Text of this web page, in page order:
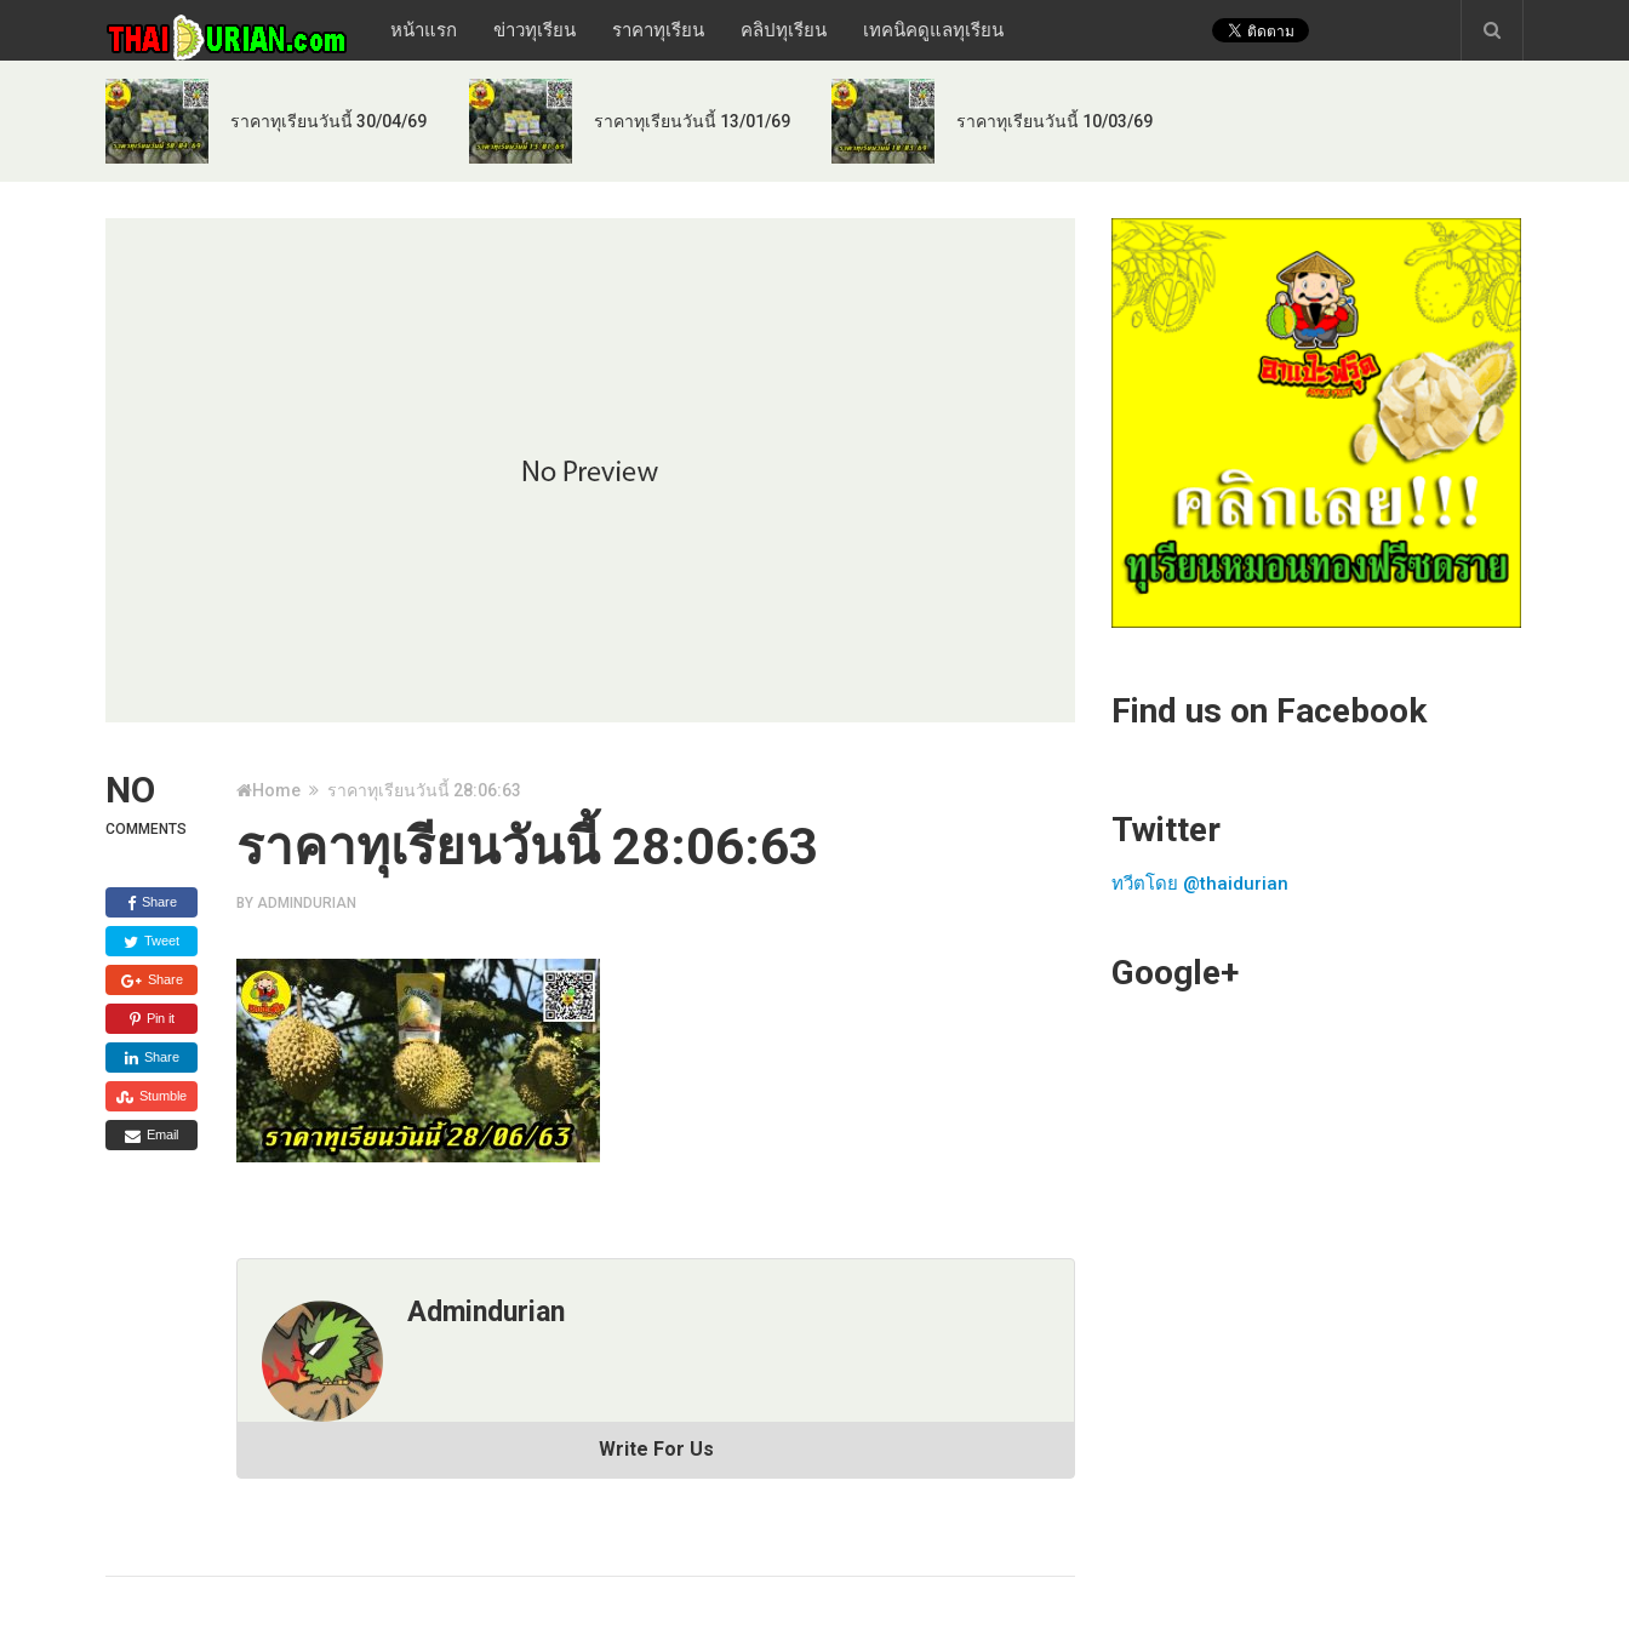
หน้าแรก ข่าวทุเรียน ราคาทุเรียน คลิปทุเรียน เทคนิคดูแลทุเรียน
ราคาทุเรียนวันนี้ 30/04/69 ราคาทุเรียนวันนี้ 13/01/69 ราคาทุเรียนวันนี้ 10/03/69
NO
COMMENTS
Share
Tweet
Share
Pin it
Share
Stumble
Email
Home ราคาทุเรียนวันนี้ 28:06:63
ราคาทุเรียนวันนี้ 28:06:63
BY ADMINDURIAN
Admindurian
Write For Us
Find us on Facebook
Twitter
ทวีตโดย @thaidurian
Google+